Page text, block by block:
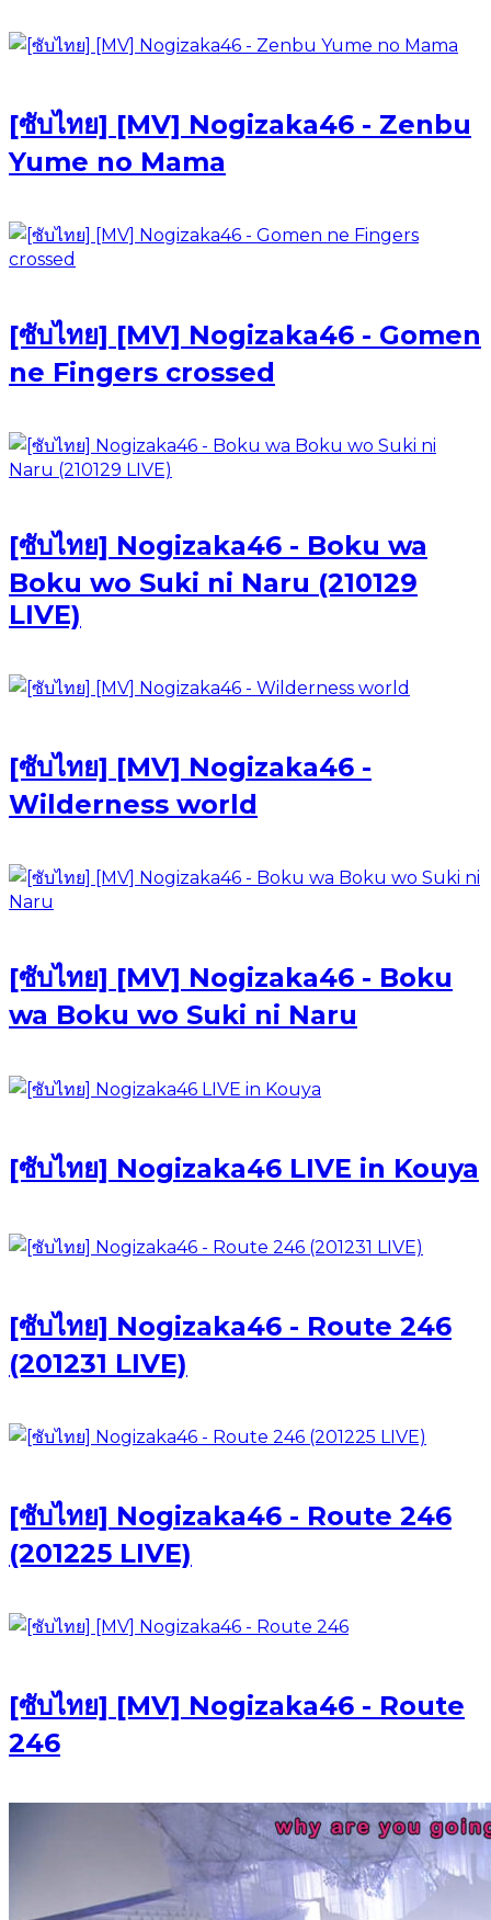
[ซับไทย] [MV] Nogizaka46 - Zenbu
Yume no Mama
[ซับไทย] [MV] Nogizaka46 - Gomen
ne Fingers crossed
[ซับไทย] Nogizaka46 - Boku wa
Boku wo Suki ni Naru (210129
LIVE)
[ซับไทย] [MV] Nogizaka46 -
Wilderness world
[ซับไทย] [MV] Nogizaka46 - Boku
wa Boku wo Suki ni Naru
[ซับไทย] Nogizaka46 LIVE in Kouya
[ซับไทย] Nogizaka46 - Route 246
(201231 LIVE)
[ซับไทย] Nogizaka46 - Route 246
(201225 LIVE)
[ซับไทย] [MV] Nogizaka46 - Route
246